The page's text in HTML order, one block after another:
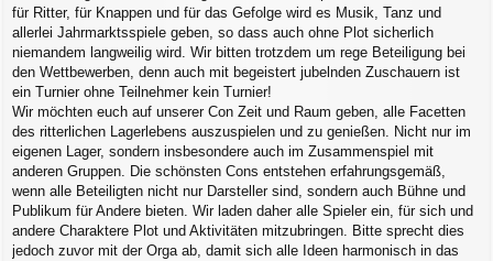
für Ritter, für Knappen und für das Gefolge wird es Musik, Tanz und
allerlei Jahrmarktsspiele geben, so dass auch ohne Plot sicherlich
niemandem langweilig wird. Wir bitten trotzdem um rege Beteiligung bei
den Wettbewerben, denn auch mit begeistert jubelnden Zuschauern ist
ein Turnier ohne Teilnehmer kein Turnier!
Wir möchten euch auf unserer Con Zeit und Raum geben, alle Facetten
des ritterlichen Lagerlebens auszuspielen und zu genießen. Nicht nur im
eigenen Lager, sondern insbesondere auch im Zusammenspiel mit
anderen Gruppen. Die schönsten Cons entstehen erfahrungsgemäß,
wenn alle Beteiligten nicht nur Darsteller sind, sondern auch Bühne und
Publikum für Andere bieten. Wir laden daher alle Spieler ein, für sich und
andere Charaktere Plot und Aktivitäten mitzubringen. Bitte sprecht dies
jedoch zuvor mit der Orga ab, damit sich alle Ideen harmonisch in das